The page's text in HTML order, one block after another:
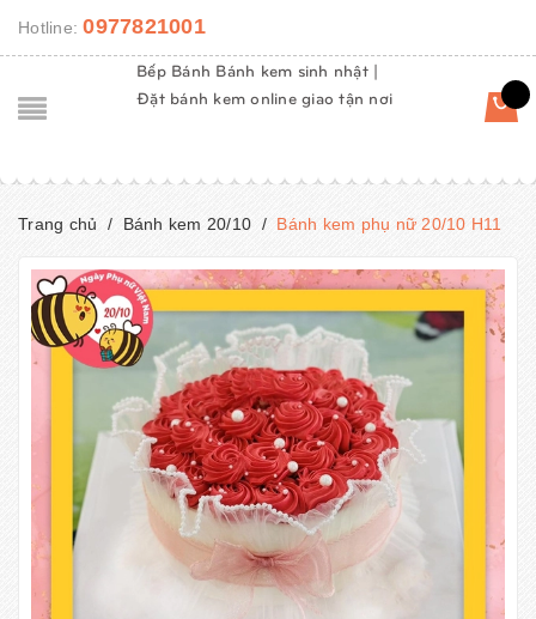
Hotline:0977821001
Bếp Bánh Bánh kem sinh nhật |
Đặt bánh kem online giao tận nơi
Trang chủ / Bánh kem 20/10 / Bánh kem phụ nữ 20/10 H11